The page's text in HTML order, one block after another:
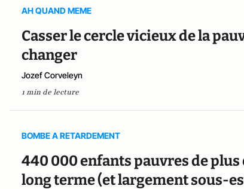
AH QUAND MEME
Casser le cercle vicieux de la
changer
Jozef Corveleyn
1 min de lecture
BOMBE A RETARDEMENT
440 000 enfants pauvres de plus
long terme (et largement sous-